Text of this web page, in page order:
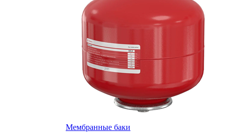
Мембранные баки